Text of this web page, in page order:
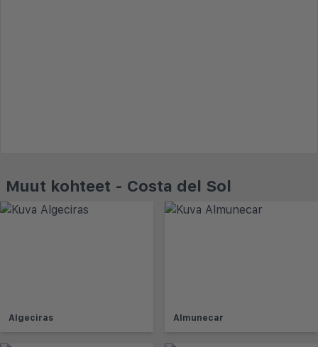
Muut kohteet - Costa del Sol
Algeciras Almunecar